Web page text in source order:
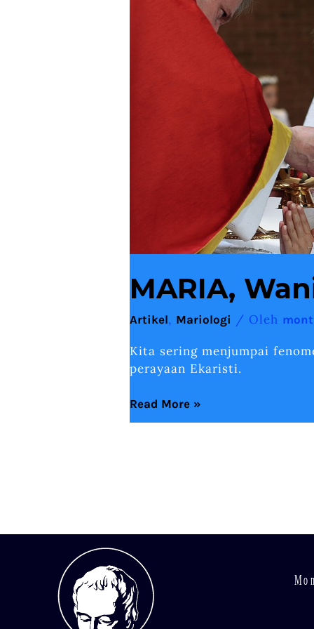
MARIA,
Artikel, Mariologi / Oleh
Kita sering menjumpai
perayaan Ekaristi.
Read More »